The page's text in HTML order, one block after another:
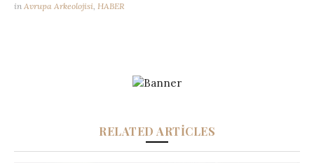
in Avrupa Arkeolojisi, HABER
RELATED ARTICLES